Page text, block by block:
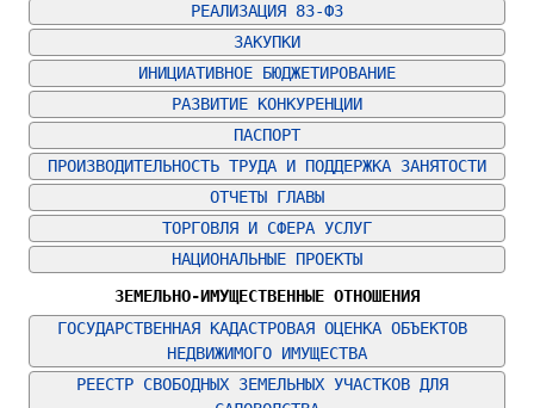
РЕАЛИЗАЦИЯ 83-ФЗ
ЗАКУПКИ
ИНИЦИАТИВНОЕ БЮДЖЕТИРОВАНИЕ
РАЗВИТИЕ КОНКУРЕНЦИИ
ПАСПОРТ
ПРОИЗВОДИТЕЛЬНОСТЬ ТРУДА И ПОДДЕРЖКА ЗАНЯТОСТИ
ОТЧЕТЫ ГЛАВЫ
ТОРГОВЛЯ И СФЕРА УСЛУГ
НАЦИОНАЛЬНЫЕ ПРОЕКТЫ
ЗЕМЕЛЬНО-ИМУЩЕСТВЕННЫЕ ОТНОШЕНИЯ
ГОСУДАРСТВЕННАЯ КАДАСТРОВАЯ ОЦЕНКА ОБЪЕКТОВ
НЕДВИЖИМОГО ИМУЩЕСТВА
РЕЕСТР СВОБОДНЫХ ЗЕМЕЛЬНЫХ УЧАСТКОВ ДЛЯ